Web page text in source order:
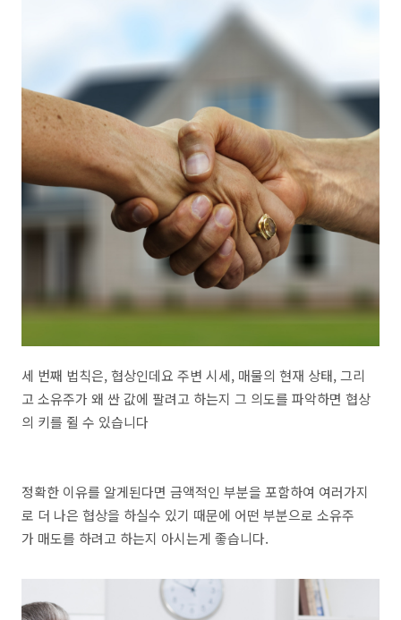
세 번째 법칙은, 협상인데요 주변 시세, 매물의 현재 상태, 그리
고 소유주가 왜 싼 값에 팔려고 하는지 그 의도를 파악하면 협상
의 키를 쥘 수 있습니다
정확한 이유를 알게된다면 금액적인 부분을 포함하여 여러가지
로 더 나은 협상을 하실수 있기 때문에 어떤 부분으로 소유주
가 매도를 하려고 하는지 아시는게 좋습니다.